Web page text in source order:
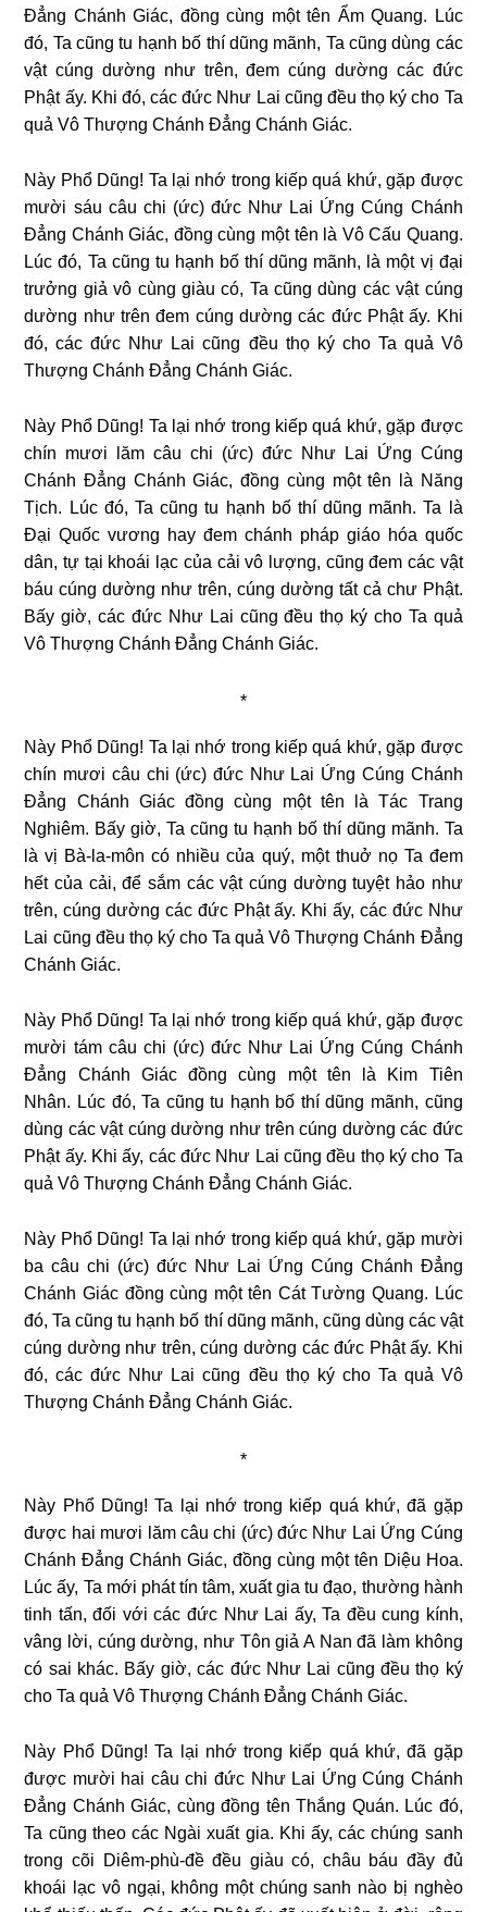
Đẳng Chánh Giác, đồng cùng một tên Ẩm Quang.
Lúc
đó, Ta cũng tu hạnh bố thí dũng mãnh, Ta cũng dùng các
vật cúng dường như trên, đem cúng dường các đức
Phật ấy. Khi đó, các đức Như Lai cũng đều thọ ký cho Ta
quả Vô Thượng Chánh Đẳng Chánh Giác.
Này Phổ Dũng! Ta lại nhớ trong kiếp quá khứ, gặp được
mười sáu câu chi (ức) đức Như Lai Ứng Cúng Chánh
Đẳng Chánh Giác, đồngcùng một tên là Vô Cấu Quang.
Lúc đó, Ta cũng tu hạnh bố thí dũng mãnh, là một vị đại
trưởng giả vô cùng giàu có, Ta cũng dùng các vật cúng
dường như trên đem cúng dường các đức Phật ấy. Khi
đó, các đức Như Lai cũng đều thọ ký cho Ta quả Vô
Thượng Chánh Đẳng Chánh Giác.
Này Phổ Dũng! Ta lại nhớ trong kiếp quá khứ, gặp được
chín mươi lăm câu chi (ức) đức Như Lai Ứng Cúng
Chánh Đẳng Chánh Giác, đồng cùng một tên là Năng
Tịch.
Lúc đó, Ta cũng tu hạnh bố thí dũng mãnh. Ta là
Đại Quốc vương hay đem chánh pháp giáo hóa quốc
dân, tự tại khoái lạc của cải vô lượng, cũng đem các vật
báu cúng dường như trên, cúng dường tất cả chư Phật.
Bấy giờ, các đức Như Lai cũng đều thọ ký cho Ta quả
Vô Thượng Chánh Đẳng Chánh Giác.
*
Này Phổ Dũng! Ta lại nhớ trong kiếp quá khứ, gặp được
chín mươi câu chi (ức) đức Như Lai Ứng Cúng Chánh
Đẳng Chánh Giác đồng cùng một tên là Tác Trang
Nghiêm. Bấy giờ, Ta cũng tu hạnh bố thí dũng mãnh. Ta
là vị Bà-la-môn có nhiều của quý, một thuở nọ Ta đem
hết của cải, để sắm các vật cúng dường tuyệt hảo như
trên, cúng dường các đức Phật ấy. Khi ấy, các đức Như
Lai cũng đều thọ ký cho Ta quả Vô Thượng Chánh Đẳng
Chánh Giác.
Này Phổ Dũng! Ta lại nhớ trong kiếp quá khứ, gặp được
mười tám câu chi (ức) đức Như Lai Ứng Cúng Chánh
Đẳng Chánh Giác đồng cùng một tên là Kim Tiên
Nhân. Lúc đó, Ta cũng tu hạnh bố thí dũng mãnh, cũng
dùng các vật cúng dường như trên cúng dường các đức
Phật ấy. Khi ấy, các đức Như Lai cũng đều thọ ký cho Ta
quả Vô Thượng Chánh Đẳng Chánh Giác.
Này Phổ Dũng! Ta lại nhớ trong kiếp quá khứ, gặp mười
ba câu chi (ức) đức Như Lai Ứng Cúng Chánh Đẳng
Chánh Giác đồng cùng một tên Cát Tường Quang. Lúc
đó, Ta cũng tu hạnh bố thí dũng mãnh, cũng dùng các vật
cúng dường như trên, cúng dường các đức Phật ấy. Khi
đó, các đức Như Lai cũng đều thọ ký cho Ta quả Vô
Thượng Chánh Đẳng Chánh Giác.
*
Này Phổ Dũng! Ta lại nhớ trong kiếp quá khứ, đã gặp
được hai mươi lăm câu chi (ức) đức Như Lai Ứng Cúng
Chánh Đẳng Chánh Giác, đồng cùng một tên Diệu Hoa.
Lúc ấy, Ta mới phát tín tâm, xuất gia tu đạo, thường hành
tinh tấn, đối với các đức Như Lai ấy, Ta đều cung kính,
vâng lời, cúng dường, như Tôn giả A Nan đã làm không
có sai khác. Bấy giờ,các đức Như Lai cũng đều thọ ký
cho Ta quả Vô Thượng Chánh Đẳng Chánh Giác.
Này Phổ Dũng! Ta lại nhớ trong kiếp quá khứ, đã gặp
được mười hai câu chi đức Như Lai Ứng Cúng Chánh
Đẳng Chánh Giác, cùng đồng tên Thắng Quán. Lúc đó,
Ta cũng theo các Ngài xuất gia. Khi ấy, các chúng sanh
trong cõi Diêm-phù-đề đều giàu có, châu báu đầy đủ
khoái lạc vô ngại, không một chúng sanh nào bị nghèo